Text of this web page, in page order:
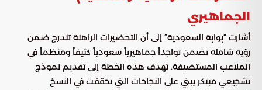
الجماهيري
أشارت “بوابة السعودية” إلى أن التحضيرات الراهنة تندرج ضمن
رؤية شاملة تضمن تواجداً جماهيرياً سعودياً كثيفاً ومنظماً في
الملاعب المستضيفة. تهدف هذه الخطة إلى تقديم نموذج
تشجيعي مبتكر يبني على النجاحات التي تحققت في النسخ